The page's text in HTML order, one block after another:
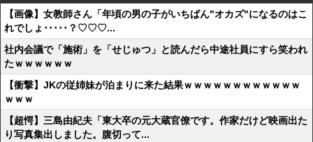
【画像】女教師さん「年頃の男の子がいちばん"オカズ"になるのはこ
れでしょ･････？♡♡♡...
社内会議で「施術」を「せじゅつ」と読んだら中途社員にすら笑われ
たｗｗｗｗｗｗ
【衝撃】JKの従姉妹が泊まりに来た結果ｗｗｗｗｗｗｗｗｗｗｗｗ
ｗｗｗ
【超愕】三島由紀夫「東大卒の元大蔵官僚です。作家だけど映画出た
り写真集出しました。腹切って...